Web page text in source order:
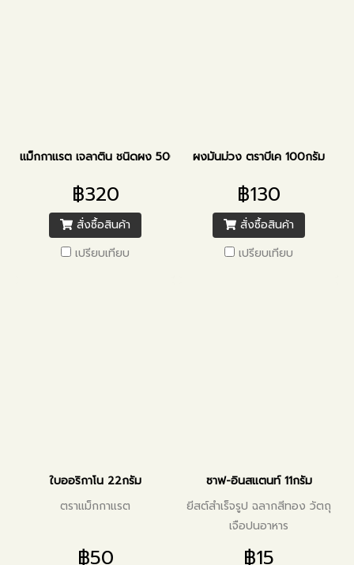
แม็กกาแรต เจลาติน ชนิดผง 500กรัม
฿320
สั่งซื้อสินค้า
เปรียบเทียบ
ผงมันม่วง ตราบีเค 100กรัม
฿130
สั่งซื้อสินค้า
เปรียบเทียบ
ใบออริกาโน 22กรัม
ตราแม็กกาแรต
฿50
ซาฟ-อินสแตนท์ 11กรัม
ยีสต์สำเร็จรูป ฉลากสีทอง วัตถุ
เจือปนอาหาร
฿15